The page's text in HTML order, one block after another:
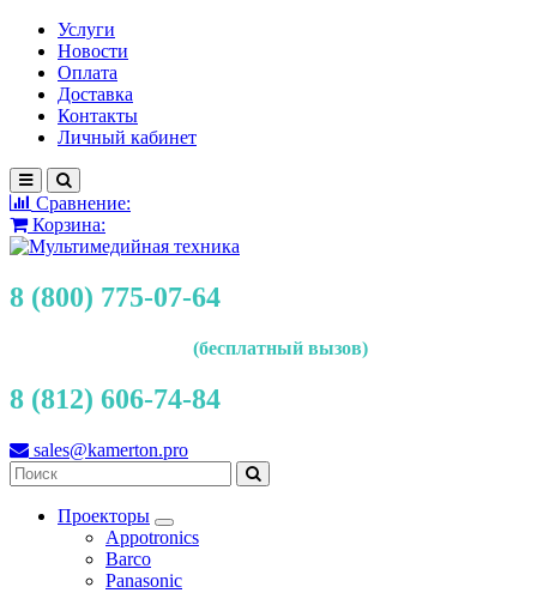
Услуги
Новости
Оплата
Доставка
Контакты
Личный кабинет
Сравнение:
Корзина:
8 (800) 775-07-64
(бесплатный вызов)
8 (812) 606-74-84
sales@kamerton.pro
Проекторы
Appotronics
Barco
Panasonic